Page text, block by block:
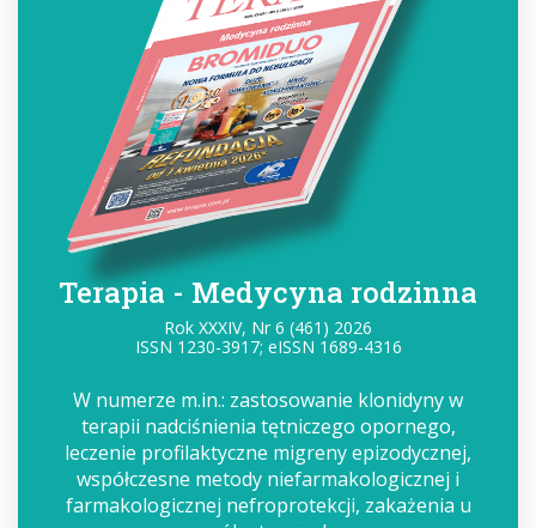
Terapia - Medycyna rodzinna
Rok XXXIV, Nr 6 (461) 2026
ISSN 1230-3917; eISSN 1689-4316
W numerze m.in.: zastosowanie klonidyny w
terapii nadciśnienia tętniczego opornego,
leczenie profilaktyczne migreny epizodycznej,
współczesne metody niefarmakologicznej i
farmakologicznej nefroprotekcji, zakażenia u